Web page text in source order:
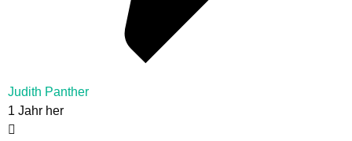
Judith Panther
1 Jahr her